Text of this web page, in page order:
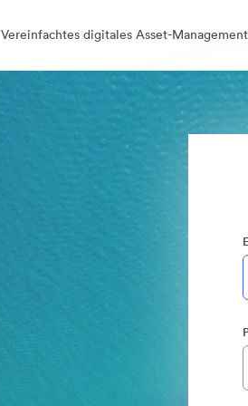
Vereinfachtes digitales Asset-